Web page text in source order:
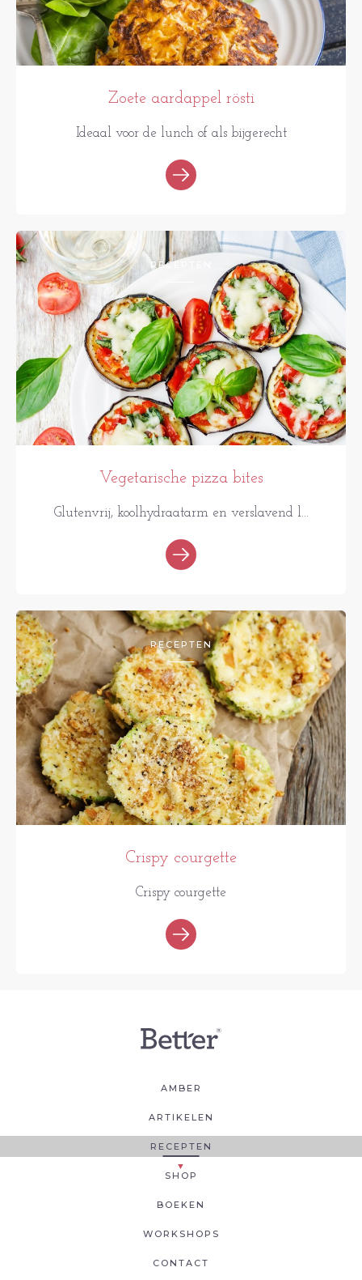
Zoete aardappel rösti
Ideaal voor de lunch of als bijgerecht
RECEPTEN
Vegetarische pizza bites
Glutenvrij, koolhydraatarm en verslavend l...
RECEPTEN
Crispy courgette
Crispy courgette
AMBER
ARTIKELEN
RECEPTEN
SHOP
BOEKEN
WORKSHOPS
CONTACT